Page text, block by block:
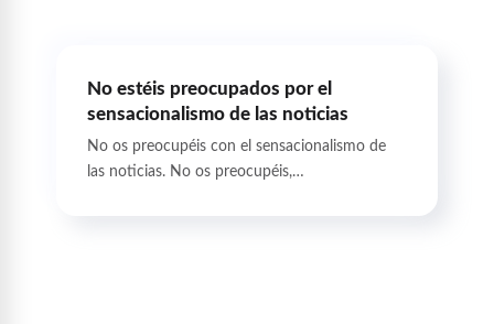
No estéis preocupados por el
sensacionalismo de las noticias
No os preocupéis con el sensacionalismo de
las noticias. No os preocupéis,…